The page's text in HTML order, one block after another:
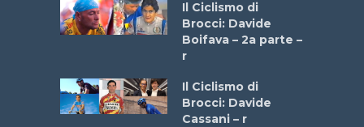
Il Ciclismo di
Brocci: Davide
Boifava – 2a parte –
r
Il Ciclismo di
Brocci: Davide
Cassani – r